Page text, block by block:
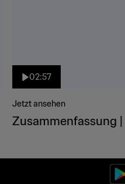
02:57
Jetzt ansehen
Zusammenfassung |